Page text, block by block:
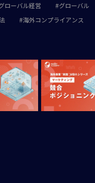
ローバル経営 グローバル
海外コンプライアンス